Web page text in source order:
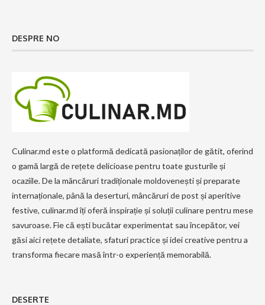
DESPRE NO
Culinar.md este o platformă dedicată pasionaților de gătit, oferind
o gamă largă de rețete delicioase pentru toate gusturile și
ocaziile. De la mâncăruri tradiționale moldovenești și preparate
internaționale, până la deserturi, mâncăruri de post și aperitive
festive, culinar.md îți oferă inspirație și soluții culinare pentru mese
savuroase. Fie că ești bucătar experimentat sau începător, vei
găsi aici rețete detaliate, sfaturi practice și idei creative pentru a
transforma fiecare masă într-o experiență memorabilă.
DESERTE